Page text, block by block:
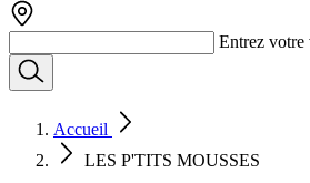
Entrez votre
Accueil
LES P'TITS MOUSSES